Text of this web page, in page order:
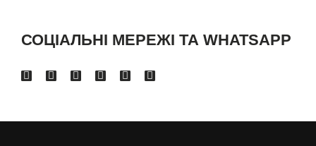
СОЦІАЛЬНІ МЕРЕЖІ ТА WHATSAPP